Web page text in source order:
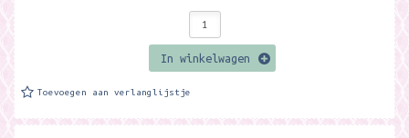
In winkelwagen
Toevoegen aan verlanglijstje